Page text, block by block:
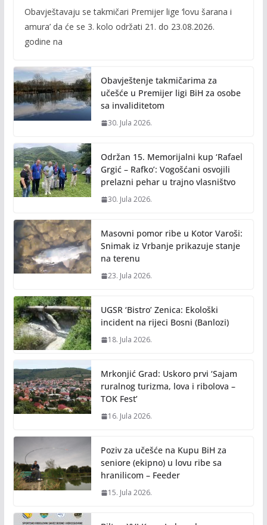
e
b
o
k
ittai p
n
k
Obavještavaju se takmičari Premijer lige ‘lovu šarana i
amura’ da će se 3. kolo održati 21. do 23.08.2026.
godine na
Obavještenje takmičarima za
učešće u Premijer ligi BiH za osobe
sa invaliditetom
30. Jula 2026.
Održan 15. Memorijalni kup ‘Rafael
Grgić – Rafko’: Vogošćani osvojili
prelazni pehar u trajno vlasništvo
30. Jula 2026.
Masovni pomor ribe u Kotor Varoši:
Snimak iz Vrbanje prikazuje stanje
na terenu
23. Jula 2026.
UGSR ‘Bistro’ Zenica: Ekološki
incident na rijeci Bosni (Banlozi)
18. Jula 2026.
Mrkonjić Grad: Uskoro prvi ‘Sajam
ruralnog turizma, lova i ribolova –
TOK Fest’
16. Jula 2026.
Poziv za učešće na Kupu BiH za
seniore (ekipno) u lovu ribe sa
hranilicom – Feeder
15. Jula 2026.